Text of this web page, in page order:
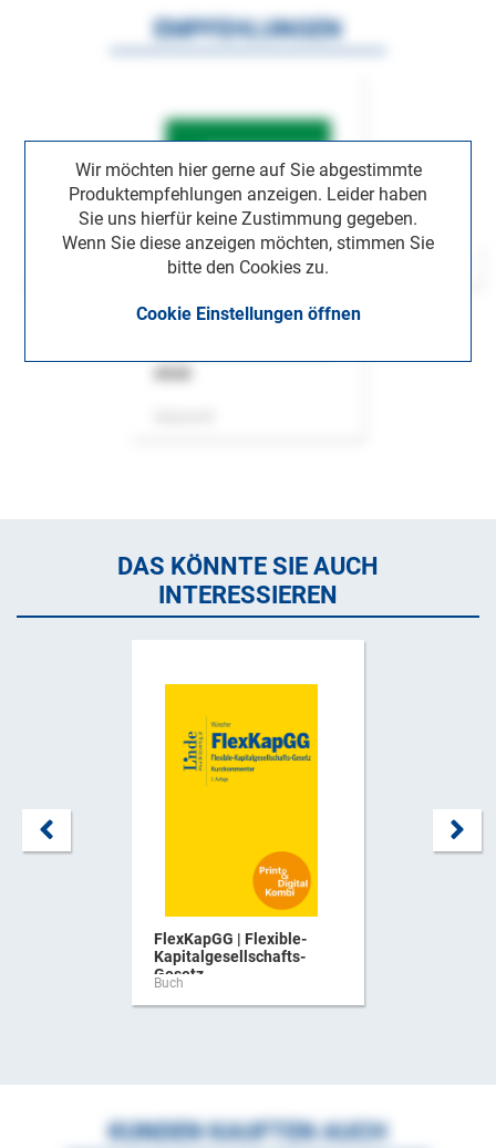
Wir möchten hier gerne auf Sie abgestimmte
Produktempfehlungen anzeigen. Leider haben
Sie uns hierfür keine Zustimmung gegeben.
Wenn Sie diese anzeigen möchten, stimmen Sie
bitte den Cookies zu.
Cookie Einstellungen öffnen
EMPFEHLUNGEN
DAS KÖNNTE SIE AUCH
INTERESSIEREN
FlexKapGG | Flexible-
Kapitalgesellschafts-
Gesetz ...
Buch
KUNDEN KAUFTEN AUCH